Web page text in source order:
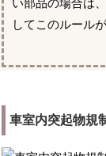
い部品の場合は
してこのルール
車室内突起物規